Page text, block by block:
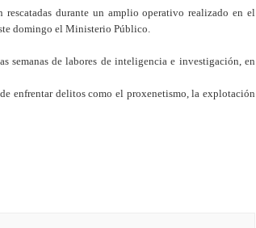
2028
Bandera
rescatadas durante un amplio operativo realizado en el
domingo el Ministerio Público.
semanas de labores de inteligencia e investigación, en
enfrentar delitos como el proxenetismo, la explotación